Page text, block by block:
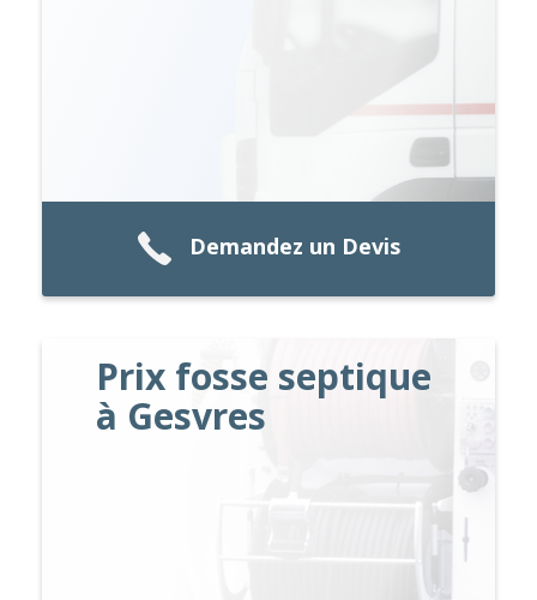
Demandez un Devis
Prix fosse septique
à Gesvres